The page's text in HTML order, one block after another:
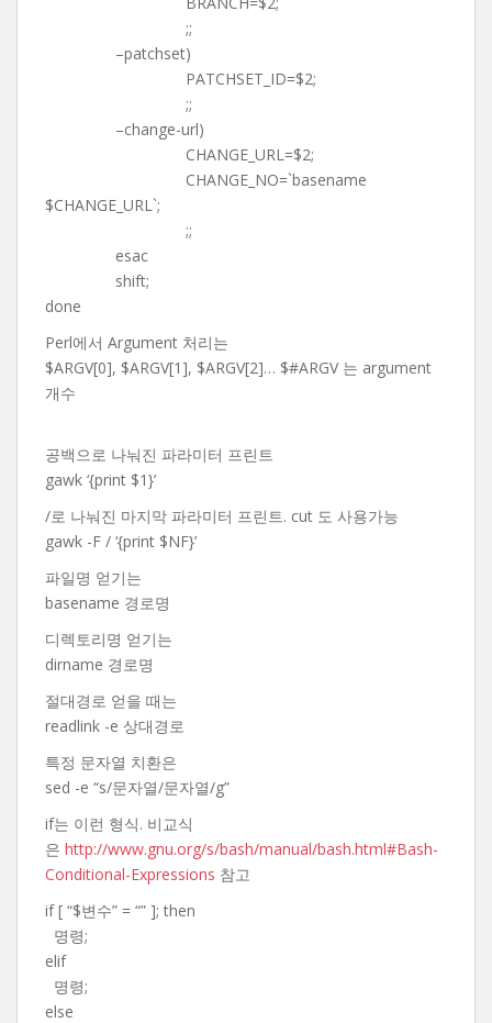
;;
–patchset)
PATCHSET_ID=$2;
;;
–change-url)
CHANGE_URL=$2;
CHANGE_NO=`basename
$CHANGE_URL`;
;;
esac
shift;
done
Perl에서 Argument 처리는
$ARGV[0], $ARGV[1], $ARGV[2]… $#ARGV 는 argument
개수
공백으로 나눠진 파라미터 프린트
gawk ‘{print $1}’
/로 나눠진 마지막 파라미터 프린트. cut 도 사용가능
gawk -F / ‘{print $NF}’
파일명 얻기는
basename 경로명
디렉토리명 얻기는
dirname 경로명
절대경로 얻을 때는
readlink -e 상대경로
특정 문자열 치환은
sed -e “s/문자열/문자열/g”
if는 이런 형식. 비교식
은 http://www.gnu.org/s/bash/manual/bash.html#Bash-
Conditional-Expressions 참고
if [ “$변수” = “” ]; then
명령;
elif
명령;
else